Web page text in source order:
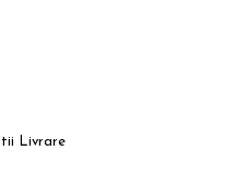
Livrare